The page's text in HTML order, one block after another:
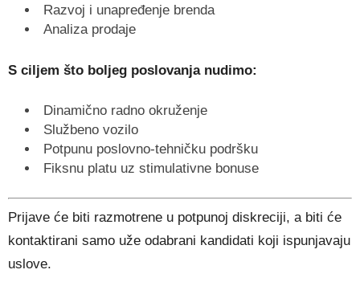
Razvoj i unapređenje brenda
Analiza prodaje
S ciljem što boljeg poslovanja nudimo:
Dinamično radno okruženje
Službeno vozilo
Potpunu poslovno-tehničku podršku
Fiksnu platu uz stimulativne bonuse
Prijave će biti razmotrene u potpunoj diskreciji, a biti će
kontaktirani samo uže odabrani kandidati koji ispunjavaju
uslove.